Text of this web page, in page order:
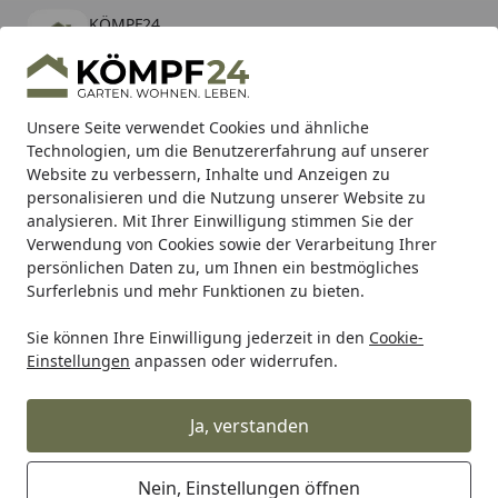
Unsere Seite verwendet Cookies und ähnliche
Technologien, um die Benutzererfahrung auf unserer
Website zu verbessern, Inhalte und Anzeigen zu
personalisieren und die Nutzung unserer Website zu
analysieren. Mit Ihrer Einwilligung stimmen Sie der
Verwendung von Cookies sowie der Verarbeitung Ihrer
persönlichen Daten zu, um Ihnen ein bestmögliches
Surferlebnis und mehr Funktionen zu bieten.
Sie können Ihre Einwilligung jederzeit in den Cookie-
Einstellungen anpassen oder widerrufen.
Ja, verstanden
Nein, Einstellungen öffnen
KÖMPF24
kostenlos - Im App Store
Hotline
Alle Produkte
Mein Konto
Suchen
Karibu Pools inkl. gratis Sandfilteranlage & Pool-
Starterset (Gesamtwert bis 468,99€)
Startseite
Meister Meister Leisten Meister Deckenleisten
MEISTER Faltleiste groß 2380 x 35 x
3,5 mm 20127 Silver linings